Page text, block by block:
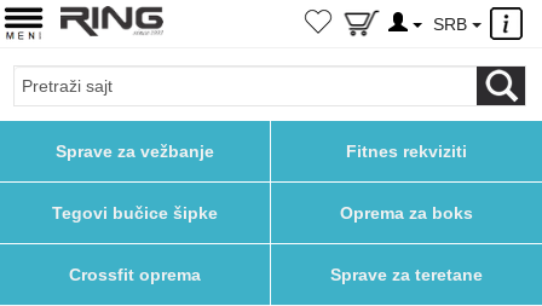
×
SRB
Sprave za vežbanje Fitnes rekviziti
Tegovi bučice šipke Oprema za boks
Crossfit oprema Sprave za teretane